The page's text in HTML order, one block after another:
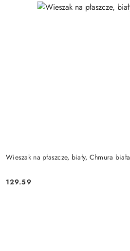
Wieszak na płaszcze, biały, Chmura biała
Cena:
129.59